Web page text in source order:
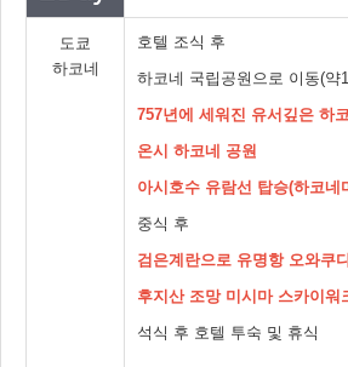
도쿄
하코네
호텔 조식 후
하코네 국립공원으로 이동(약
757년에 세워진 유서깊은 하
온시 하코네 공원
아시호수 유람선 탑승(하코네
중식 후
검은계란으로 유명항 오와쿠
후지산 조망 미시마 스카이워
석식 후 호텔 투숙 및 휴식